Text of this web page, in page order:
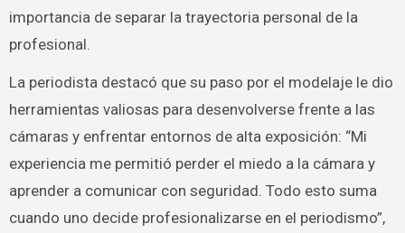
importancia de separar la trayectoria personal de la
profesional.
La periodista destacó que su paso por el modelaje le dio
herramientas valiosas para desenvolverse frente a las
cámaras y enfrentar entornos de alta exposición: “Mi
experiencia me permitió perder el miedo a la cámara y
aprender a comunicar con seguridad. Todo esto suma
cuando uno decide profesionalizarse en el periodismo”,